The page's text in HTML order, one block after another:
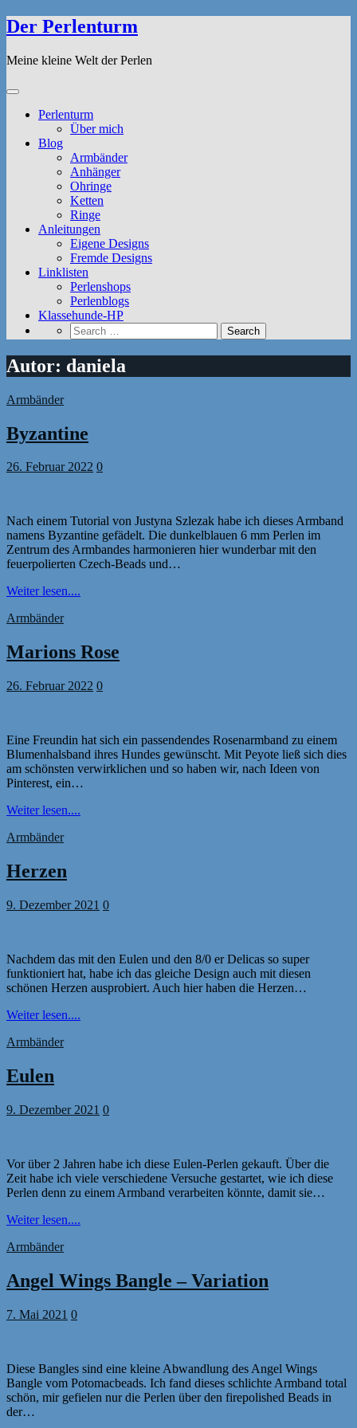
Der Perlenturm
Meine kleine Welt der Perlen
Perlenturm
Über mich
Blog
Armbänder
Anhänger
Ohringe
Ketten
Ringe
Anleitungen
Eigene Designs
Fremde Designs
Linklisten
Perlenshops
Perlenblogs
Klassehunde-HP
Autor: daniela
Armbänder
Byzantine
26. Februar 2022 0
Nach einem Tutorial von Justyna Szlezak habe ich dieses Armband
namens Byzantine gefädelt. Die dunkelblauen 6 mm Perlen im
Zentrum des Armbandes harmonieren hier wunderbar mit den
feuerpolierten Czech-Beads und…
Weiter lesen....
Armbänder
Marions Rose
26. Februar 2022 0
Eine Freundin hat sich ein passendendes Rosenarmband zu einem
Blumenhalsband ihres Hundes gewünscht. Mit Peyote ließ sich dies
am schönsten verwirklichen und so haben wir, nach Ideen von
Pinterest, ein…
Weiter lesen....
Armbänder
Herzen
9. Dezember 2021 0
Nachdem das mit den Eulen und den 8/0 er Delicas so super
funktioniert hat, habe ich das gleiche Design auch mit diesen
schönen Herzen ausprobiert. Auch hier haben die Herzen…
Weiter lesen....
Armbänder
Eulen
9. Dezember 2021 0
Vor über 2 Jahren habe ich diese Eulen-Perlen gekauft. Über die
Zeit habe ich viele verschiedene Versuche gestartet, wie ich diese
Perlen denn zu einem Armband verarbeiten könnte, damit sie…
Weiter lesen....
Armbänder
Angel Wings Bangle – Variation
7. Mai 2021 0
Diese Bangles sind eine kleine Abwandlung des Angel Wings
Bangle vom Potomacbeads. Ich fand dieses schlichte Armband total
schön, mir gefielen nur die Perlen über den firepolished Beads in
der…